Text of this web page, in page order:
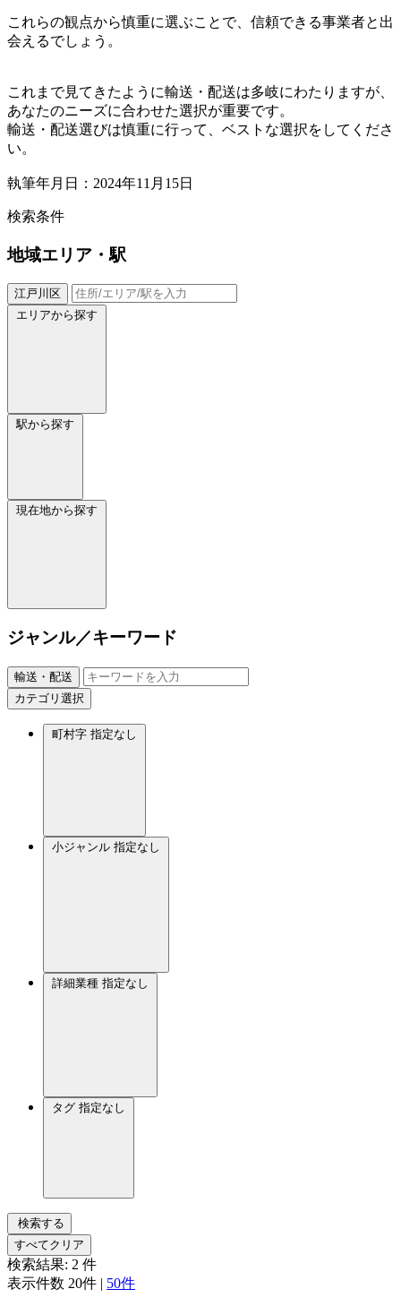
これらの観点から慎重に選ぶことで、信頼できる事業者と出
会えるでしょう。
これまで見てきたように輸送・配送は多岐にわたりますが、
あなたのニーズに合わせた選択が重要です。
輸送・配送選びは慎重に行って、ベストな選択をしてくださ
い。
執筆年月日：2024年11月15日
検索条件
地域エリア・駅
江戸川区
エリアから探す
駅から探す
現在地から探す
ジャンル／キーワード
輸送・配送
カテゴリ選択
町村字 指定なし
小ジャンル 指定なし
詳細業種 指定なし
タグ 指定なし
検索する
すべてクリア
検索結果: 2 件
表示件数 20件 | 50件